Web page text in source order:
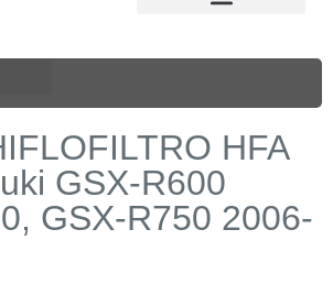
HFA
GSX-R600
GSX-R750 2006-